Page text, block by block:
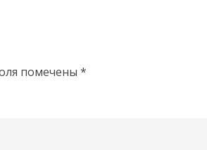
помечены *